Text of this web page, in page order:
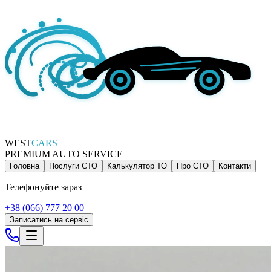
WESTCARS
PREMIUM AUTO SERVICE
Головна Послуги СТО Калькулятор ТО Про СТО Контакти
Телефонуйте зараз
+38 (066) 777 20 00
Записатись на сервіс